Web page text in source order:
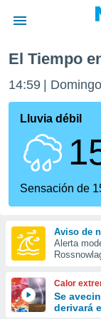
de
por
se
calidad.
a este
las
y
forma
digital
basada
El Tiempo
14:59 Domingo
Lluvia débil
Sensación de
Aviso de
Alerta
Calor
Se
derivará